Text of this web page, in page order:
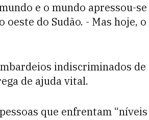
e o mundo apressou-se
do Sudão. - Mas hoje, o
indiscriminados de
de ajuda vital.
que enfrentam “níveis